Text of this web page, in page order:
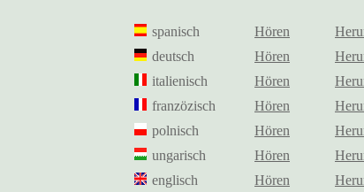
spanisch Hören
deutsch
Hören
italienisch
Hören
franzözisch
Hören
polnisch
Hören
ungarisch
Hören
englisch
Hören